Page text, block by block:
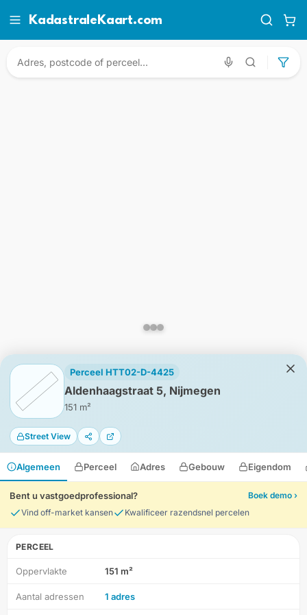
KadastraleKaart.com
Perceel HTT02-D-4425
Aldenhaagstraat 5, Nijmegen
151 m²
Street View
Algemeen Perceel Adres Gebouw Eigendom
Bent u vastgoedprofessional?
Boek demo ›
Vind off-market kansen
Kwalificeer razendsnel percelen
PERCEEL
Oppervlakte 151 m²
Aantal adressen 1 adres